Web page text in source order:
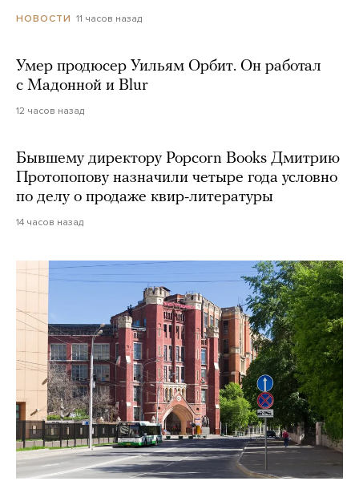
НОВОСТИ 11 часов назад
Умер продюсер Уильям Орбит. Он работал
с Мадонной и Blur
12 часов назад
Бывшему директору Popcorn Books Дмитрию
Протопопову назначили четыре года условно
по делу о продаже квир-литературы
14 часов назад